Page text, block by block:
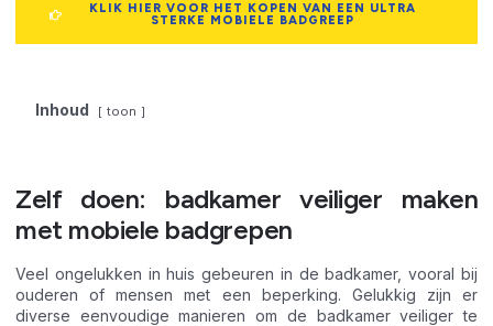
KLIK HIER VOOR HET KOPEN VAN EEN ULTRA
STERKE MOBIELE BADGREEP
Inhoud toon
Zelf doen: badkamer veiliger maken
met mobiele badgrepen
Veel ongelukken in huis gebeuren in de badkamer, vooral bij
ouderen of mensen met een beperking. Gelukkig zijn er
diverse eenvoudige manieren om de badkamer veiliger te